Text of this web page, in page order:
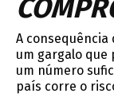
A
um gargalo que
um número
país corre o